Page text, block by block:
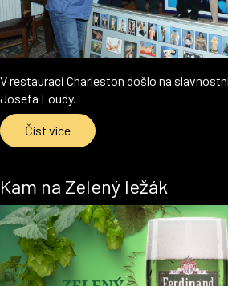
V restauraci Charleston došlo na
Josefa Loudy.
Číst více
Kam na Zelený ležák